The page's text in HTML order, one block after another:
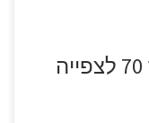
האח הגדול עונה 16 פרק 70 לצפייה